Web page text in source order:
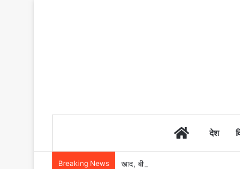
Homeदेश
Breaking News खाद, बीज और उर्वरकों की समय पर